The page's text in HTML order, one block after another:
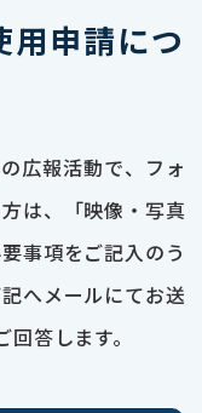
用申請につ
広報活動で、フォ
は、「映像・写真
事項をご記入のう
へメールにてお送
答します。